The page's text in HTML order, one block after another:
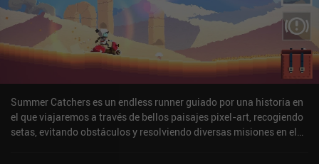
Summer Catchers es un endless runner guiado por una historia en
el que viajaremos a través de bellos paisajes pixel-art, recogiendo
setas, evitando obstáculos y resolviendo diversas misiones en el